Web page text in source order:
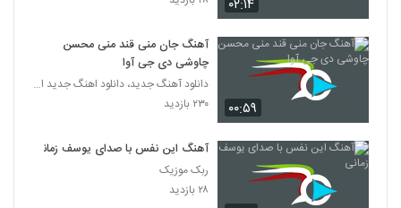
۰۲:۱۴
۰۰:۵۹
آهنگ جان منی قند منی محسن
چاوشی دی جی آوا
دانلود آهنگ جدید، دانلود اهنگ جدید ایرانی
۲۳۰ بازدید
آهنگ این نفس با صدای یوسف زمانی
ربک موزیک
۲۸ بازدید